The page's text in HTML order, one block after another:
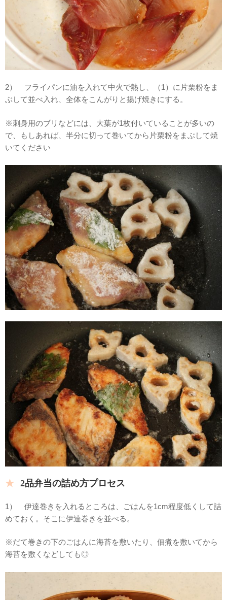
2） フライパンに油を入れて中火で熱し、（1）に片栗粉をま
ぶして並べ入れ、全体をこんがりと揚げ焼きにする。
※刺身用のブリなどには、大葉が1枚付いていることが多いの
で、もしあれば、半分に切って巻いてから片栗粉をまぶして焼
いてください
2品弁当の詰め方プロセス
1） 伊達巻きを入れるところは、ごはんを1cm程度低くして詰
めておく。そこに伊達巻きを並べる。
※だて巻きの下のごはんに海苔を敷いたり、佃煮を敷いてから
海苔を敷くなどしても◎